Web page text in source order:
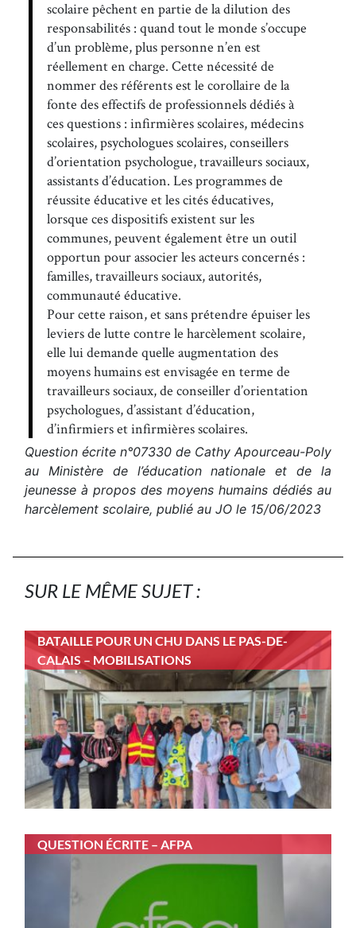
scolaire pêchent en partie de la dilution des
responsabilités : quand tout le monde s’occupe
d’un problème, plus personne n’en est
réellement en charge. Cette nécessité de
nommer des référents est le corollaire de la
fonte des effectifs de professionnels dédiés à
ces questions : infirmières scolaires, médecins
scolaires, psychologues scolaires, conseillers
d’orientation psychologue, travailleurs sociaux,
assistants d’éducation. Les programmes de
réussite éducative et les cités éducatives,
lorsque ces dispositifs existent sur les
communes, peuvent également être un outil
opportun pour associer les acteurs concernés :
familles, travailleurs sociaux, autorités,
communauté éducative.
Pour cette raison, et sans prétendre épuiser les
leviers de lutte contre le harcèlement scolaire,
elle lui demande quelle augmentation des
moyens humains est envisagée en terme de
travailleurs sociaux, de conseiller d’orientation
psychologues, d’assistant d’éducation,
d’infirmiers et infirmières scolaires.
Question écrite n°07330 de Cathy Apourceau-Poly
au Ministère de l’éducation nationale et de la
jeunesse à propos des moyens humains dédiés au
harcèlement scolaire, publié au JO le 15/06/2023
SUR LE MÊME SUJET :
BATAILLE POUR UN CHU DANS LE PAS-DE-
CALAIS – MOBILISATIONS
QUESTION ÉCRITE – AFPA